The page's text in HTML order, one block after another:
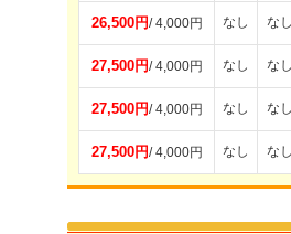
26,500円/ 4,000円 なし な
27,500円/ 4,000円 なし な
27,500円/ 4,000円 なし な
27,500円/ 4,000円 なし な